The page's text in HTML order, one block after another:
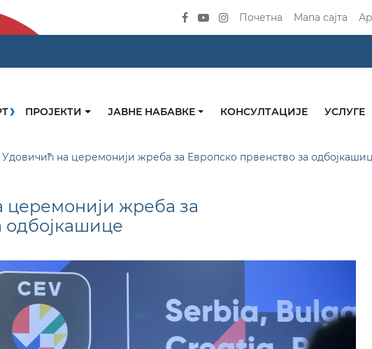
Почетна Мапа сајта
ПРОЈЕКТИ ЈАВНЕ НАБАВКЕ КОНСУЛТАЦИЈЕ УСЛУГЕ
на церемонији жреба за Европско првенство за
жреба за
одбојкашице